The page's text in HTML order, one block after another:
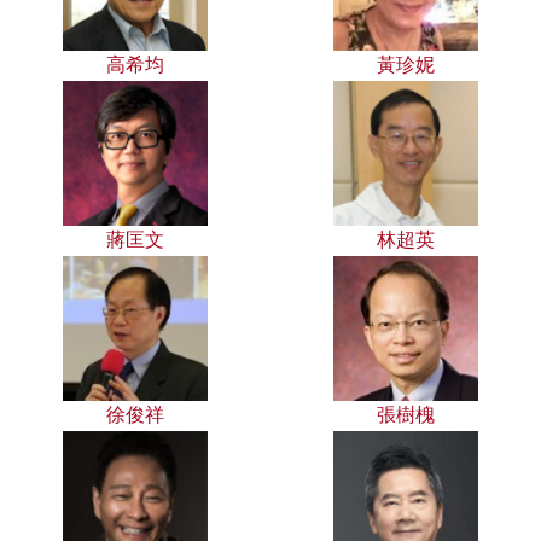
高希均 黃珍妮
蔣匡文 林超英
徐俊祥 張樹槐